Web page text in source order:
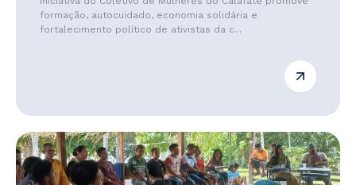
formação, autocuidado, economia solidária e
fortalecimento político de ativistas da c...